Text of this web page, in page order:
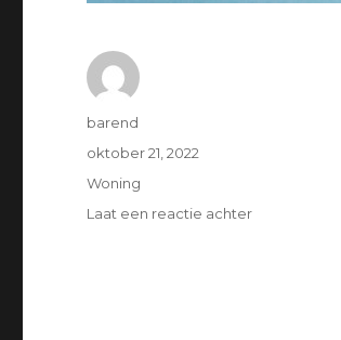
Auteur
barend
Geplaatst
oktober 21, 2022
Categorieën
Woning
Laat een reactie achterop